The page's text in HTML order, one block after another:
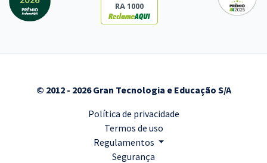
RA 1000
© 2012 - 2026 Gran Tecnologia e Educação S/A
Política de privacidade
Termos de uso
Regulamentos
Segurança